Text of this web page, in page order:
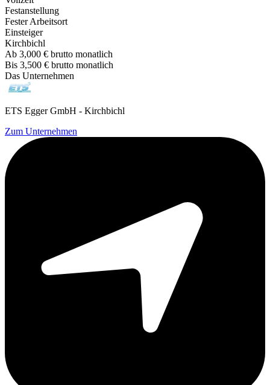
Festanstellung
Fester Arbeitsort
Einsteiger
Kirchbichl
Ab 3,000 € brutto monatlich
Bis 3,500 € brutto monatlich
Das Unternehmen
ETS Egger GmbH - Kirchbichl
Zum Unternehmen